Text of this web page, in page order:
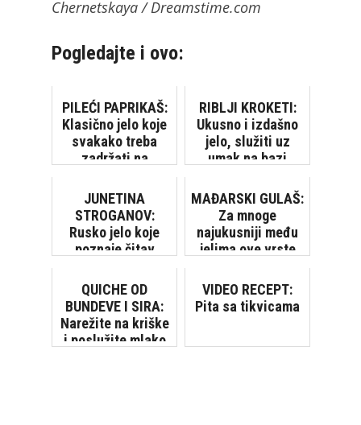
Chernetskaya / Dreamstime.com
Pogledajte i ovo:
PILEĆI PAPRIKAŠ:
Klasično jelo koje
svakako treba
zadržati na
RIBLJI KROKETI:
Ukusno i izdašno
jelo, služiti uz
umak na bazi
JUNETINA
STROGANOV:
Rusko jelo koje
poznaje čitav
MAĐARSKI GULAŠ:
Za mnoge
najukusniji među
jelima ove vrste
QUICHE OD
BUNDEVE I SIRA:
Narežite na kriške
i poslužite mlako
VIDEO RECEPT:
Pita sa tikvicama